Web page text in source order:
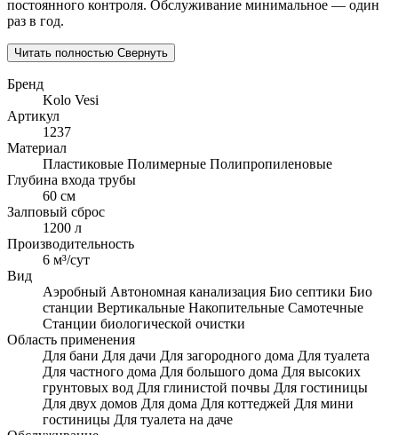
постоянного контроля. Обслуживание минимальное — один
раз в год.
Читать полностью Свернуть
Бренд
Kolo Vesi
Артикул
1237
Материал
Пластиковые Полимерные Полипропиленовые
Глубина входа трубы
60 см
Залповый сброс
1200 л
Производительность
6 м³/сут
Вид
Аэробный Автономная канализация Био септики Био
станции Вертикальные Накопительные Самотечные
Станции биологической очистки
Область применения
Для бани Для дачи Для загородного дома Для туалета
Для частного дома Для большого дома Для высоких
грунтовых вод Для глинистой почвы Для гостиницы
Для двух домов Для дома Для коттеджей Для мини
гостиницы Для туалета на даче